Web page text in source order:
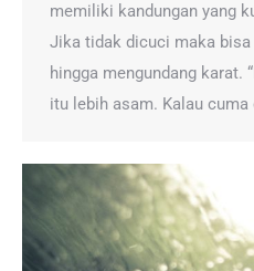
memiliki kandungan yang
Jika tidak dicuci maka
hingga mengundang karat.
itu lebih asam. Kalau